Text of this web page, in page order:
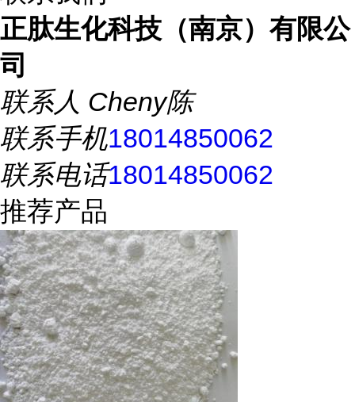
正肽生化科技（南京）有限公
司
联系人 Cheny陈
联系手机18014850062
联系电话18014850062
推荐产品